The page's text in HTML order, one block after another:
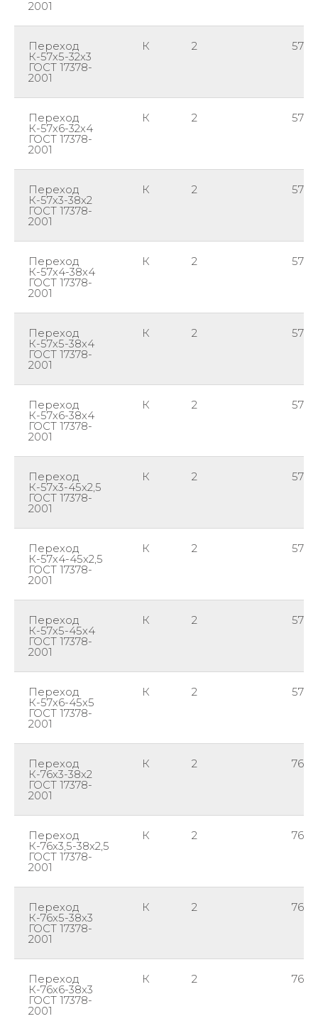
2001
Переход
К-57х5-32х3
ГОСТ 17378-
2001
К 2 57
Переход
К-57х6-32х4
ГОСТ 17378-
2001
К 2 57
Переход
К-57х3-38х2
ГОСТ 17378-
2001
К 2 57
Переход
К-57х4-38х4
ГОСТ 17378-
2001
К 2 57
Переход
К-57х5-38х4
ГОСТ 17378-
2001
К 2 57
Переход
К-57х6-38х4
ГОСТ 17378-
2001
К 2 57
Переход
К-57х3-45х2,5
ГОСТ 17378-
2001
К 2 57
Переход
К-57х4-45х2,5
ГОСТ 17378-
2001
К 2 57
Переход
К-57х5-45х4
ГОСТ 17378-
2001
К 2 57
Переход
К-57х6-45х5
ГОСТ 17378-
2001
К 2 57
Переход
К-76х3-38х2
ГОСТ 17378-
2001
К 2 76
Переход
К-76х3,5-38х2,5
ГОСТ 17378-
2001
К 2 76
Переход
К-76х5-38х3
ГОСТ 17378-
2001
К 2 76
Переход
К-76х6-38х3
ГОСТ 17378-
2001
К 2 76